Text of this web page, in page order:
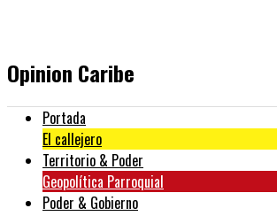
Opinion Caribe
Portada
El callejero
Territorio & Poder
Geopolítica Parroquial
Poder & Gobierno